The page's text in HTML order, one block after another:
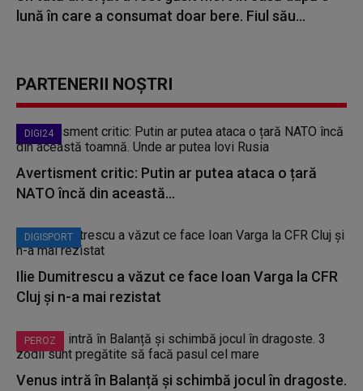
lună în care a consumat doar bere. Fiul său...
PARTENERII NOȘTRI
DIGI24
Avertisment critic: Putin ar putea ataca o țară
NATO încă din această...
DIGISPORT
Ilie Dumitrescu a văzut ce face Ioan Varga la CFR
Cluj și n-a mai rezistat
PEROZ
Venus intră în Balanță și schimbă jocul în dragoste.